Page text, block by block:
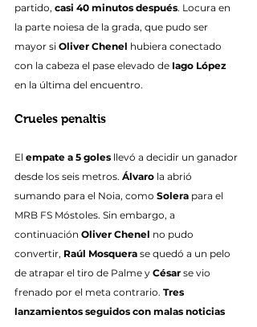
partido, casi 40 minutos después. Locura en
la parte noiesa de la grada, que pudo ser
mayor si Oliver Chenel hubiera conectado
con la cabeza el pase elevado de Iago López
en la última del encuentro.
Crueles penaltis
El empate a 5 goles llevó a decidir un ganador
desde los seis metros. Álvaro la abrió
sumando para el Noia, como Solera para el
MRB FS Móstoles. Sin embargo, a
continuación Oliver Chenel no pudo
convertir, Raúl Mosquera se quedó a un pelo
de atrapar el tiro de Palme y César se vio
frenado por el meta contrario. Tres
lanzamientos seguidos con malas noticias